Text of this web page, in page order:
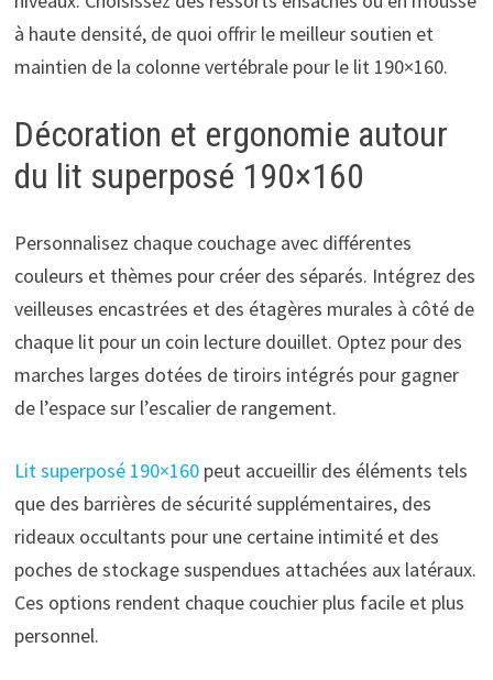
à haute densité, de quoi offrir le meilleur soutien et
maintien de la colonne vertébrale pour le lit 190×160.
Décoration et ergonomie autour
du lit superposé 190×160
Personnalisez chaque couchage avec différentes
couleurs et thèmes pour créer des séparés. Intégrez des
veilleuses encastrées et des étagères murales à côté de
chaque lit pour un coin lecture douillet. Optez pour des
marches larges dotées de tiroirs intégrés pour gagner
de l’espace sur l’escalier de rangement.
Lit superposé 190×160peut accueillir des éléments tels
que des barrières de sécurité supplémentaires, des
rideaux occultants pour une certaine intimité et des
poches de stockage suspendues attachées aux latéraux.
Ces options rendent chaque couchier plus facile et plus
personnel.